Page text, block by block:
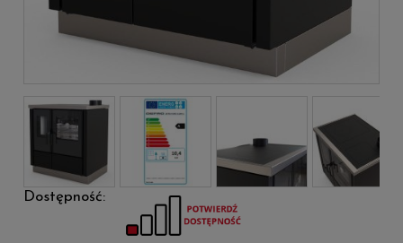
Dostępność: